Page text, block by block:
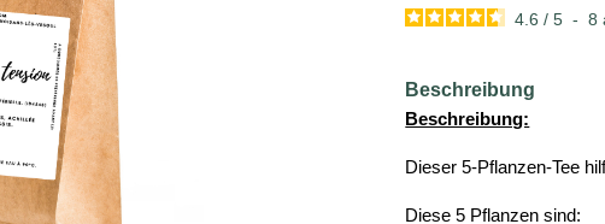
4.6 / 5 - 8
Beschreibung
Beschreibung:
Dieser 5-Pflanzen-Tee
Diese 5 Pflanzen sind: